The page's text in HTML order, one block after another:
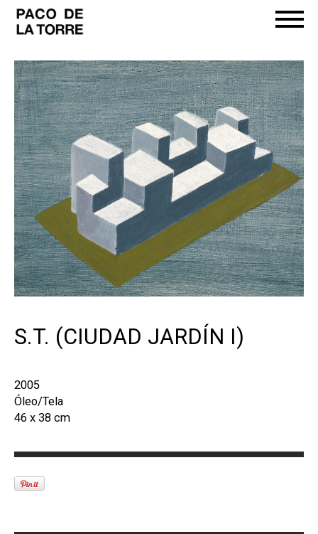
S.T. (CIUDAD JARDÍN I)
2005
Óleo/Tela
46 x 38 cm